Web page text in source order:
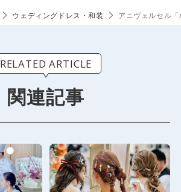
ウェディングドレス・和装 アニヴェルセル
RELATED ARTICLE
関連記事